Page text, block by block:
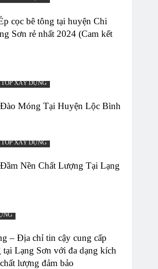
cọc bê tông tại huyện Chi
Sơn rẻ nhất 2024 (Cam kết
TOP XÂY DỰNG
Móng Tại Huyện Lộc Bình
TOP XÂY DỰNG
Nền Chất Lượng Tại Lạng
– Địa chỉ tin cậy cung cấp
tại Lạng Sơn với đa dạng kích
lượng đảm bảo